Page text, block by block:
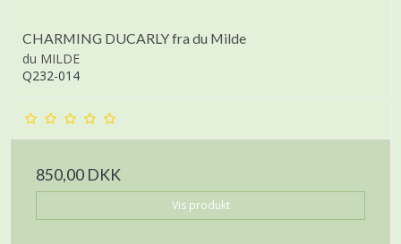
CHARMING DUCARLY fra du Milde
du MILDE
Q232-014
850,00 DKK
Vis produkt